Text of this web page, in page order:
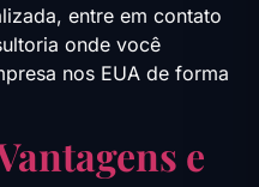
entre em contato
onde você
nos EUA de forma
e